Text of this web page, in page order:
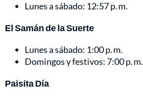
Lunes a sábado: 12:57 p. m.
El Samán de la Suerte
Lunes a sábado: 1:00 p. m.
Domingos y festivos: 7:00 p. m.
Paisita Día